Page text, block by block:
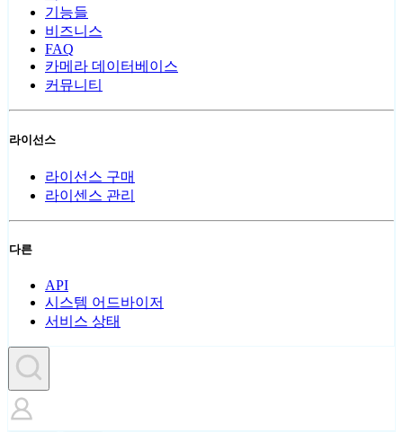
기능들
비즈니스
FAQ
카메라 데이터베이스
커뮤니티
라이선스
라이선스 구매
라이센스 관리
다른
API
시스템 어드바이저
서비스 상태